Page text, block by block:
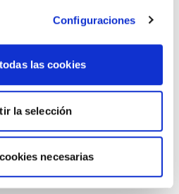
Configuraciones
las cookies
la selección
necesarias